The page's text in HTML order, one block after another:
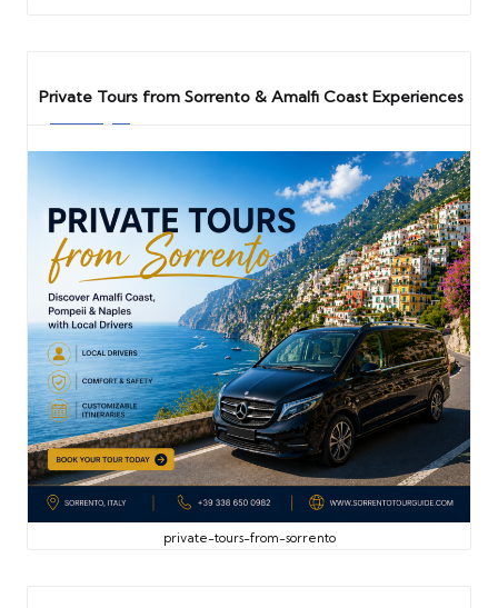
Private Tours from Sorrento & Amalfi Coast Experiences
private-tours-from-sorrento